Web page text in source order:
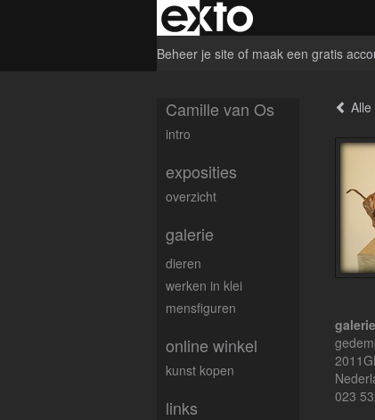
Beheer je site of maak een gratis
023
Camille van Os
intro
exposities
overzicht
galerie
dieren
werken in klei
mensfiguren
online winkel
kunst kopen
links